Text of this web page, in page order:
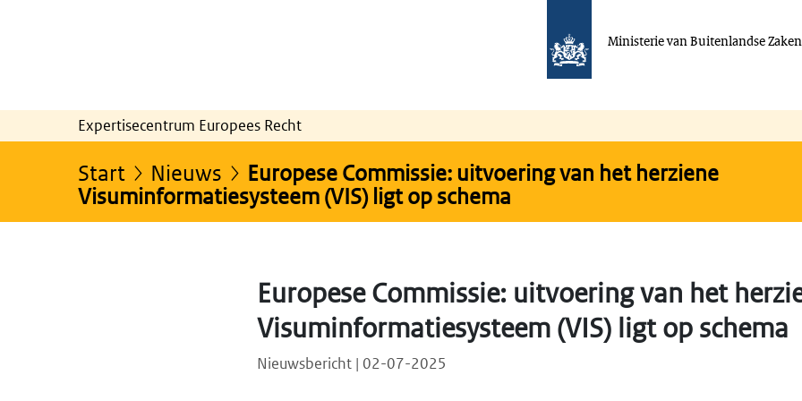
Ministerie van Buitenlandse Zaken
Expertisecentrum Europees Recht
Start Nieuws
Europese Commissie: uitvoering van het herziene
Visuminformatiesysteem (VIS) ligt op schema
Europese Commissie: uitvoering van het
Visuminformatiesysteem (VIS) ligt op schema
Nieuwsbericht | 02-07-2025